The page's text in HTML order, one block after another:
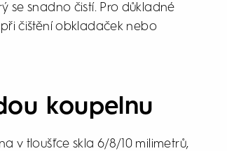
se snadno čistí. Pro důkladné
čištění obkladaček nebo
koupelnu
v tloušťce skla 6/8/10 milimetrů,